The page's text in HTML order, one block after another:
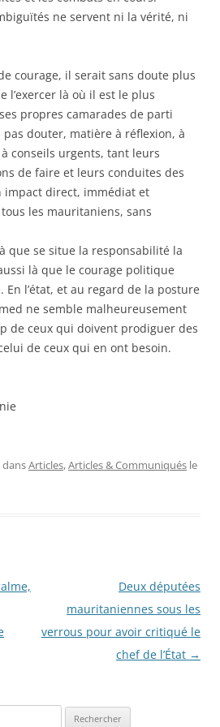
ne servent ni la vérité, ni
courage, il serait sans doute plus
l’exercer là où il est le plus
propres camarades de parti
pas douter, matière à réflexion, à
conseils urgents, tant leurs
de faire et leurs conduites des
impact direct, immédiat et
les mauritaniens, sans
que se situe la responsabilité la
là que le courage politique
l’état, et au regard de la posture
ne semble malheureusement
de ceux qui doivent prodiguer des
de ceux qui en ont besoin.
Articles,Articles & Communiqués le
Deux députées
mauritaniennes sous les
verrous pour avoir critiqué le
chef de l’État →